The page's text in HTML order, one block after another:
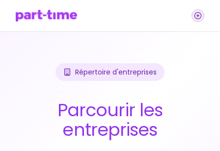
Répertoire d'entreprises
Parcourir les
entreprises